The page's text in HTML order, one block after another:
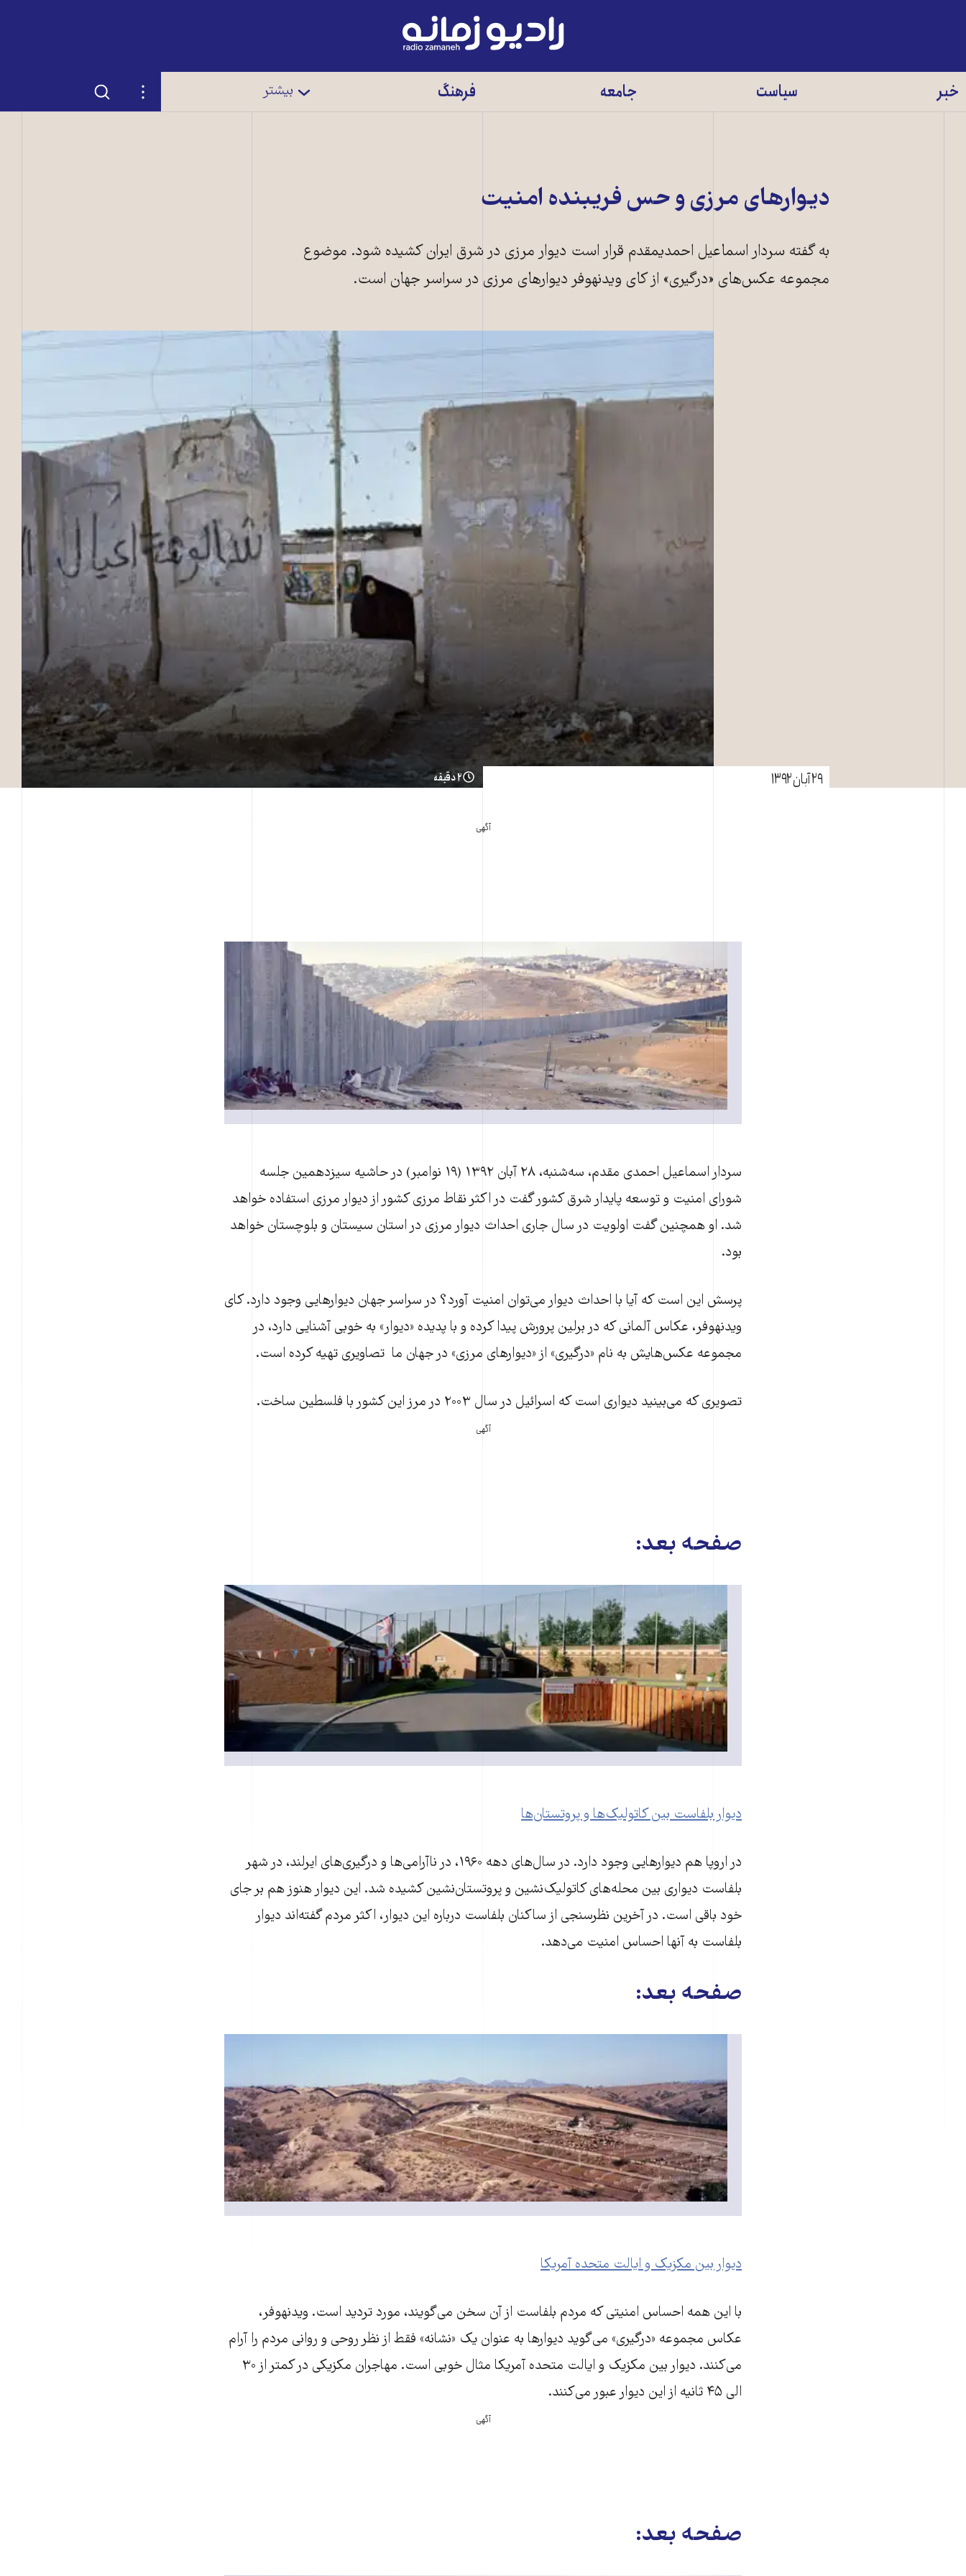
رادیو
زمانه
خبر سیاست جامعه فرهنگ بیشتر تنظیمات جستجو
دیوارهای مرزی و حس فریبنده امنیت
به گفته سردار اسماعیل احمدیمقدم قرار است دیوار مرزی در شرق ایران کشیده شود. موضوع
مجموعه عکس‌های «درگیری» از کای ویدنهوفر دیوارهای مرزی در سراسر جهان است.
۲۹ آبان ۱۳۹۲ ۲ دقیقه
آگهی
سردار اسماعیل احمدی مقدم، سه‌شنبه، ۲۸ آبان ۱۳۹۲ (۱۹ نوامبر) در حاشیه سیزدهمین جلسه
شورای امنیت و توسعه پایدار شرق کشور گفت در اکثر نقاط مرزی کشور از دیوار مرزی استفاده خواهد
شد. او همچنین گفت اولویت در سال جاری احداث دیوار مرزی در استان سیستان و بلوچستان خواهد
بود.
پرسش این است که آیا با احداث دیوار می‌توان امنیت آورد؟ در سراسر جهان دیوارهایی وجود دارد. کای
ویدنهوفر، عکاس آلمانی که در برلین پرورش پیدا کرده و با پدیده «دیوار» به خوبی آشنایی دارد، در
مجموعه عکس‌هایش به نام «درگیری» از «دیوارهای مرزی» در جهان ما تصاویری تهیه کرده است.
تصویری که می‌بینید دیواری است که اسرائیل در سال ۲۰۰۳ در مرز این کشور با فلسطین ساخت.
آگهی
صفحه بعد:
دیوار بلفاست بین کاتولیک‌ها و پروتستان‌ها
در اروپا هم دیوارهایی وجود دارد. در سال‌های دهه ۱۹۶۰، در ناآرامی‌ها و درگیری‌های ایرلند، در شهر
بلفاست دیواری بین محله‌های کاتولیک‌نشین و پروتستان‌نشین کشیده شد. این دیوار هنوز هم بر جای
خود باقی است. در آخرین نظرسنجی از ساکنان بلفاست درباره این دیوار، اکثر مردم گفته‌اند دیوار
بلفاست به آنها احساس امنیت می‌دهد.
صفحه بعد:
دیوار بین مکزیک و ایالت متحده آمریکا
با این همه احساس امنیتی که مردم بلفاست از آن سخن می‌گویند، مورد تردید است. ویدنهوفر،
عکاس مجموعه «درگیری» می‌گوید دیوارها به عنوان یک «نشانه» فقط از نظر روحی و روانی مردم را آرام
می‌کنند. دیوار بین مکزیک و ایالت متحده آمریکا مثال خوبی است. مهاجران مکزیکی در کمتر از ۳۰
الی ۴۵ ثانیه از این دیوار عبور می‌کنند.
آگهی
صفحه بعد: